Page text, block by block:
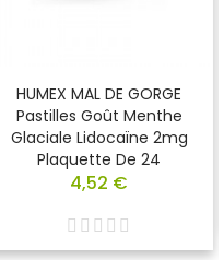
HUMEX MAL DE GORGE
Pastilles Goût Menthe
Glaciale Lidocaïne 2mg
Plaquette De 24
4,52 €